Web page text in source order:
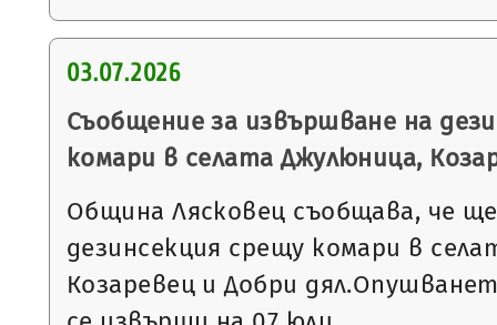
03.07.2026
Съобщение за извършване на
комари в селата Джулюница,
Община Лясковец съобщава, че
дезинсекция срещу комари в
Козаревец и Добри